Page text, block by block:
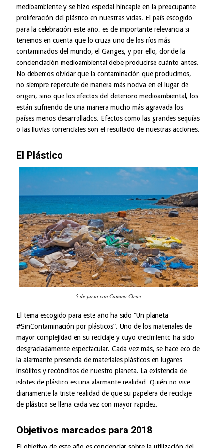
medioambiente y se hizo especial hincapié en la preocupante
proliferación del plástico en nuestras vidas. El país escogido
para la celebración este año, es de importante relevancia si
tenemos en cuenta que lo cruza uno de los ríos más
contaminados del mundo, el Ganges, y por ello, donde la
concienciación medioambiental debe producirse cuánto antes.
No debemos olvidar que la contaminación que producimos,
no siempre repercute de manera más nociva en el lugar de
origen, sino que los efectos del deterioro medioambiental, los
están sufriendo de una manera mucho más agravada los
países menos desarrollados. Efectos como las grandes sequías
o las lluvias torrenciales son el resultado de nuestras acciones.
El Plástico
5 de junio con Camino Clean
El tema escogido para este año ha sido “Un planeta
#SinContaminación por plásticos”. Uno de los materiales de
mayor complejidad en su reciclaje y cuyo crecimiento ha sido
desgraciadamente espectacular. Cada vez más, se hace eco de
la alarmante presencia de materiales plásticos en lugares
insólitos y recónditos de nuestro planeta. La existencia de
islotes de plástico es una alarmante realidad. Quién no vive
diariamente la triste realidad de que su papelera de reciclaje
de plástico se llena cada vez con mayor rapidez.
Objetivos marcados para 2018